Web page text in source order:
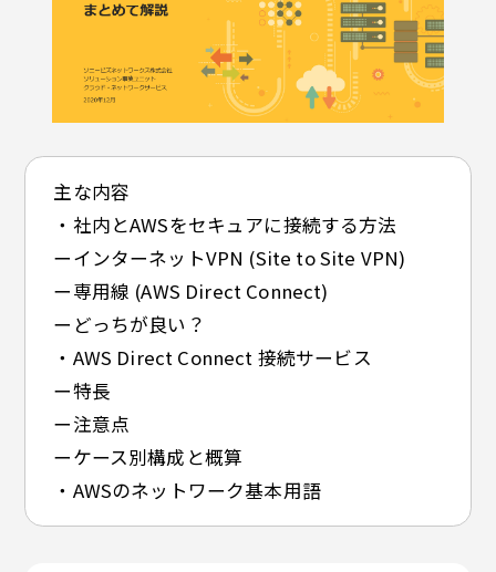
主な内容
・社内とAWSをセキュアに接続する方法
ーインターネットVPN (Site to Site VPN)
ー専用線 (AWS Direct Connect)
ーどっちが良い？
・AWS Direct Connect 接続サービス
ー特長
ー注意点
ーケース別構成と概算
・AWSのネットワーク基本用語